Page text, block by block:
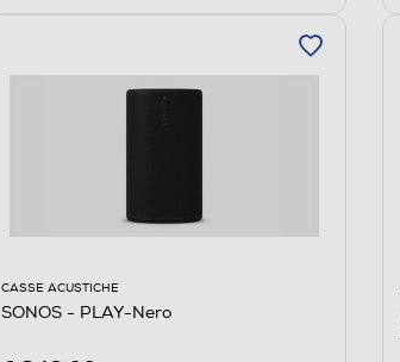
CASSE ACUSTICHE
SONOS - PLAY-Nero